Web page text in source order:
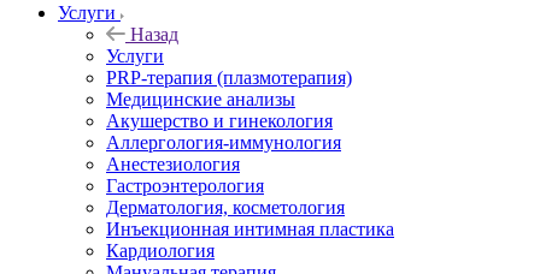
Услуги
Назад
Услуги
PRP-терапия (плазмотерапия)
Медицинские анализы
Акушерство и гинекология
Аллергология-иммунология
Анестезиология
Гастроэнтерология
Дерматология, косметология
Инъекционная интимная пластика
Кардиология